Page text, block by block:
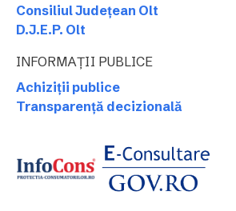
Consiliul Județean Olt
D.J.E.P. Olt
INFORMAȚII PUBLICE
Achiziții publice
Transparență decizională